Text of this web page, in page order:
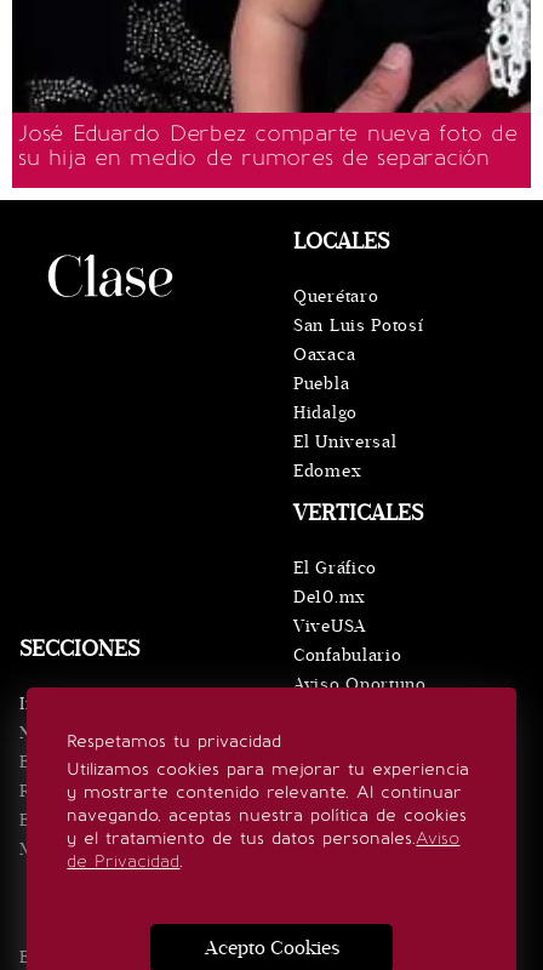
José Eduardo Derbez comparte nueva foto de
su hija en medio de rumores de separación
Respetamos tu privacidad
Utilizamos cookies para mejorar tu experiencia
y mostrarte contenido relevante. Al continuar
navegando, aceptas nuestra política de cookies
y el tratamiento de tus datos personales.Aviso
de Privacidad.
Acepto Cookies
SECCIONES
Inicio
Noticias
Eventos
Realeza
Estilo de vida
Minuto x Minuto
VERTICALES
El Gráfico
De10.mx
ViveUSA
Confabulario
Aviso Oportuno
LOCALES
Querétaro
San Luis Potosí
Oaxaca
Puebla
Hidalgo
El Universal
Edomex
SÍGUENOS
Edición Impresa Noticias Quiénes somos